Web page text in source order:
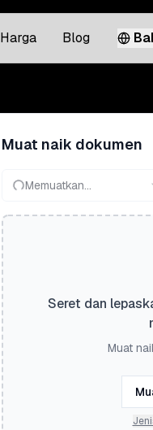
Harga Blog
Muat naik dokumen
Memuatkan...
Seret dan
Muat